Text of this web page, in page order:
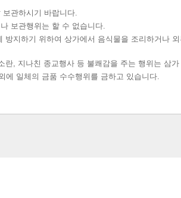
관하시기 바랍니다.
보관행위는 할 수 없습니다.
방지하기 위하여 상가에서 음식물을 조리하거나
란, 지나친 종교행사 등 불쾌감을 주는 행위는 삼가
에 일체의 금품 수수행위를 금하고 있습니다.